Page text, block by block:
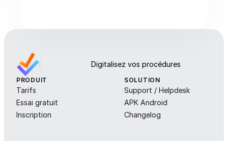
Digitalisez vos procédures
PRODUIT
Tarifs
Essai gratuit
Inscription
SOLUTION
Support / Helpdesk
APK Android
Changelog